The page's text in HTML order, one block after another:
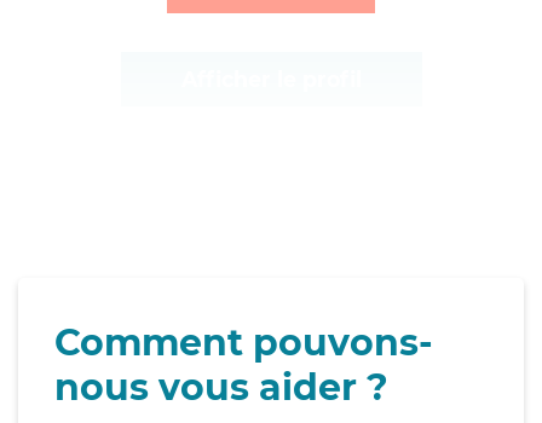
Comment pouvons-
nous vous aider ?